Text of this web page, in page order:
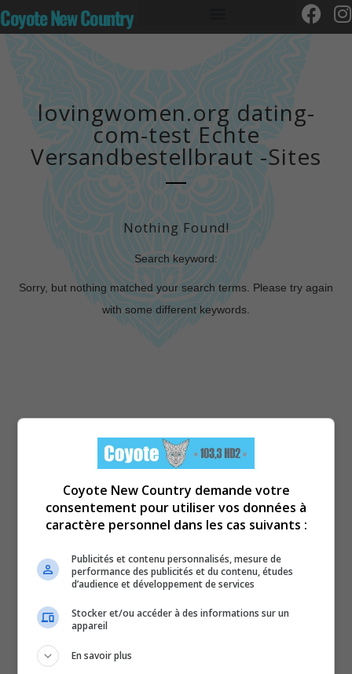
Coyote New Country
lovingwomen.org dating-
com-test Echte
Versandbestellbraut -Sites
Nothing Found!
Search keyword:
Sorry, but nothing matched your search terms. Please try again
with some different keywords.
Coyote New Country demande votre
consentement pour utiliser vos données à
caractère personnel dans les cas suivants :
Publicités et contenu personnalisés, mesure de
performance des publicités et du contenu, études
d’audience et développement de services
Stocker et/ou accéder à des informations sur un
appareil
En savoir plus